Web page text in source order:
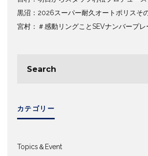
黒沼：2026スーパー耐久オートポリスそ
宮村：＃感動リングことSEVナンバープ
カテゴリー
Topics＆Event